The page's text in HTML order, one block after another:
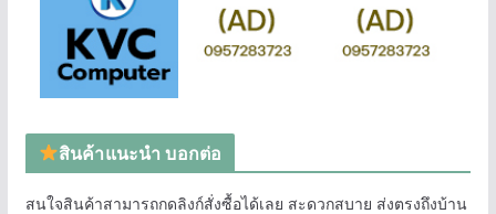
สินค้าแนะนำ บอกต่อ
สนใจสินค้าสามารถกดลิงก์สั่งซื้อได้เลย สะดวกสบาย ส่งตรงถึงบ้าน